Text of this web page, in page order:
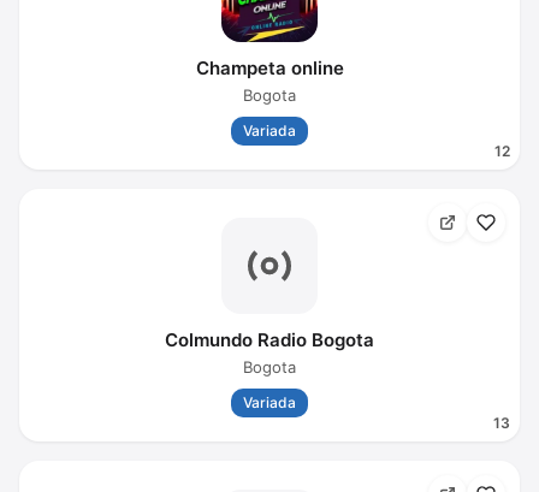
12
Champeta online
Bogota
Variada
13
Colmundo Radio Bogota
Bogota
Variada